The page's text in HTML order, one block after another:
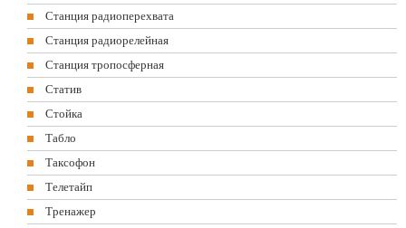
Станция радиоперехвата
Станция радиорелейная
Станция тропосферная
Статив
Стойка
Табло
Таксофон
Телетайп
Тренажер